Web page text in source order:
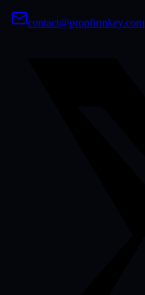
contact@propfirmkey.com